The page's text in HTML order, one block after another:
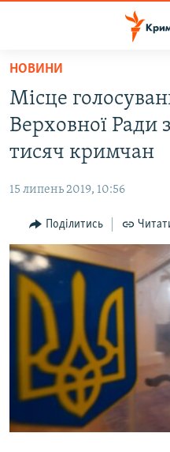
Перейти
основного
матеріалу
Перейти
до
основної
Перейти
до
пошуку
ВОДА.КРИМ
ВІДЕО ТА ФОТО
БЛОГИ
ПОГЛЯД
ІНТЕРВ'Ю
ВСЕ ЗА ДЕНЬ
СПЕЦПРОЕКТИ
ДЕПОРТАЦІЯ
ВІДЕОУРОКИ «ELIFBE»
СВІДЧЕННЯ ОКУПАЦІЇ
УКРАЇНСЬКА ПРОБЛЕМА КРИМУ
ЯК ОБІЙТИ БЛОКУВАННЯ
Русский
Qırımtatar
НОВИНИ
Місце
Верховної Ради
тисяч кримчан
15 липень 2019, 10:56
Поділитись